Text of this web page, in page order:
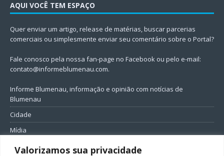
Valorizamos sua privacidade
AQUI VOCÊ TEM ESPAÇO
Quer enviar um artigo, release de matérias, buscar parcerias
comerciais ou simplesmente enviar seu comentário sobre o Portal?
Fale conosco pela nossa fan-page no Facebook ou pelo e-mail:
contato@informeblumenau.com.
Informe Blumenau, informação e opinião com notícias de
Blumenau
Cidade
Mídia
Entretenimento